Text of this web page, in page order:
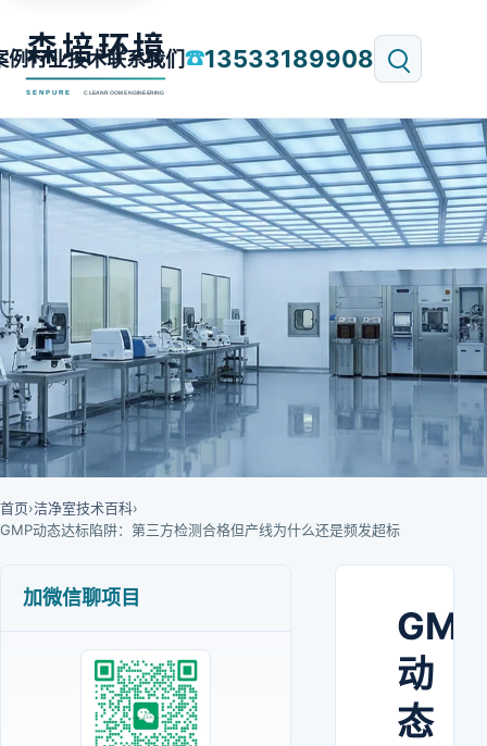
例行业技术联系我们☎13533189908
首页›洁净室技术百科›
GMP动态达标陷阱：第三方检测合格但产线为什么还是频发超标
加微信聊项目
GMP
动
态